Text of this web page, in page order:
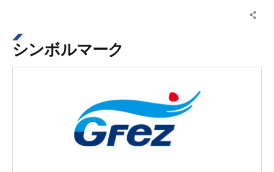
シンボルマーク